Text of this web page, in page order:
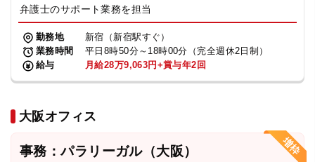
弁護士のサポート業務を担当
勤務地
新宿（新宿駅すぐ）
業務時間
平日8時50分～18時00分（完全週休2日制）
給与
月給28万9,063円+賞与年2回
大阪オフィス
事務：パラリーガル（大阪）